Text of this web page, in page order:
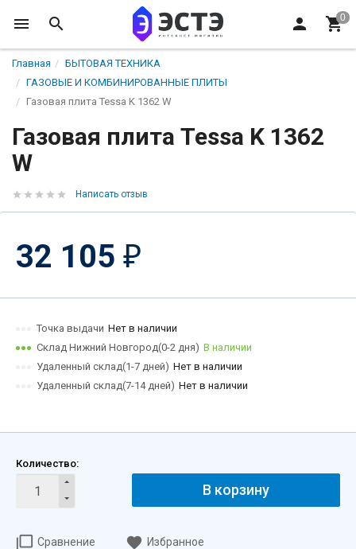
Главная
БЫТОВАЯ ТЕХНИКА
ГАЗОВЫЕ И КОМБИНИРОВАННЫЕ ПЛИТЫ
Газовая плита Tessa K 1362 W
Газовая плита Tessa K 1362
W
Написать отзыв
32 105 ₽
Точка выдачи Нет в наличии
Склад Нижний Новгород(0-2 дня) В наличии
Удаленный склад(1-7 дней) Нет в наличии
Удаленный склад(7-14 дней) Нет в наличии
Количество:
В корзину
Сравнение Избранное